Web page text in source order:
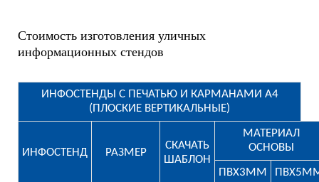
Стоимость изготовления уличных
информационных стендов
ИНФОСТЕНДЫ С ПЕЧАТЬЮ И КАРМАНАМИ А4
(ПЛОСКИЕ ВЕРТИКАЛЬНЫЕ)
ИНФОСТЕНД РАЗМЕР
СКАЧАТЬ
ШАБЛОН
МАТЕРИАЛ
ОСНОВЫ
ПВХ3ММ